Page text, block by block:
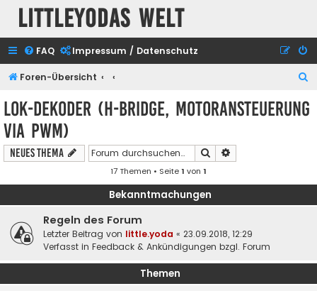
Littleyodas Welt
FAQ Impressum / Datenschutz
Foren-Übersicht
Lok-Dekoder (H-Bridge, Motoransteuerung
via PWM)
Neues Thema Suche
17 Themen • Seite1 von 1
Bekanntmachungen
Regeln des Forum
Letzter Beitrag von little.yoda « 23.09.2018, 12:29
Verfasst in Feedback & Ankündigungen bzgl. Forum
Themen